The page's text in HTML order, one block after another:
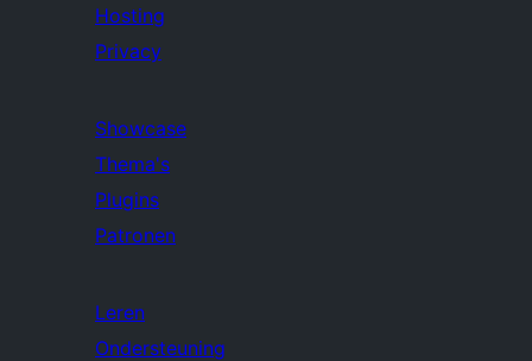
Hosting
Privacy
Showcase
Thema's
Plugins
Patronen
Leren
Ondersteuning